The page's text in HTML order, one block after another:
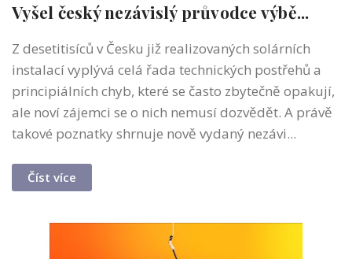
Vyšel český nezávislý průvodce výbě...
Z desetitisíců v Česku již realizovaných solárních
instalací vyplývá celá řada technických postřehů a
principiálních chyb, které se často zbytečně opakují,
ale noví zájemci se o nich nemusí dozvědět. A právě
takové poznatky shrnuje nově vydaný nezávi...
Číst více